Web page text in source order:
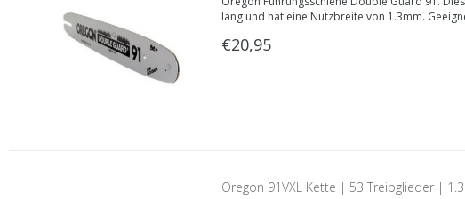
lang und hat eine Nutzbreite von 1.3mm.
€20,95
Oregon 91VXL Kette | 53 Treibglieder |